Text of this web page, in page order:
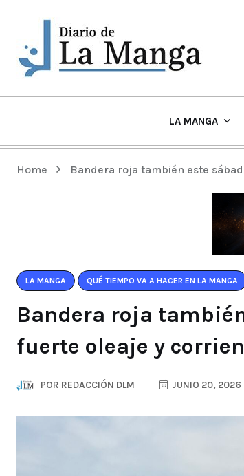
LA MANGA
Home Bandera roja también este
LA MANGA QUÉ TIEMPO VA A HACER EN LA MANGA
Bandera roja
fuerte oleaje y
POR REDACCIÓN DLM JUNIO 20, 2026